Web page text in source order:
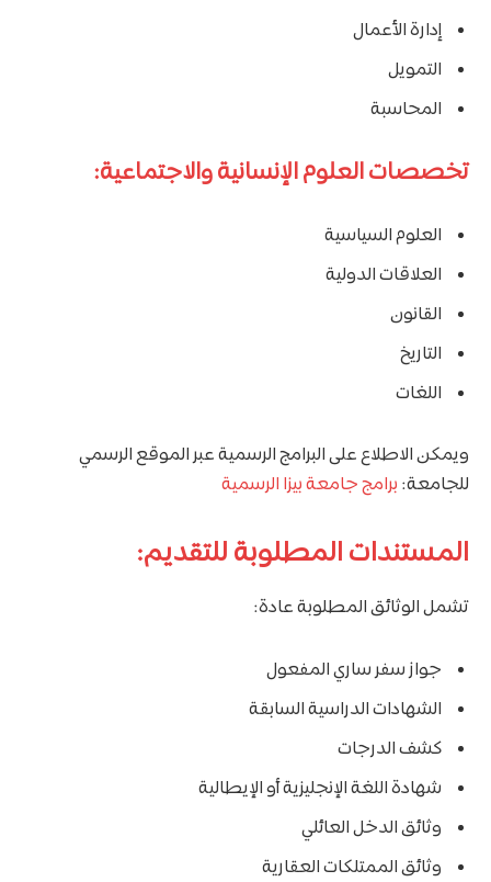
إدارة الأعمال
التمويل
المحاسبة
تخصصات العلوم الإنسانية والاجتماعية:
العلوم السياسية
العلاقات الدولية
القانون
التاريخ
اللغات
ويمكن الاطلاع على البرامج الرسمية عبر الموقع الرسمي
للجامعة: برامج جامعة بيزا الرسمية
المستندات المطلوبة للتقديم:
تشمل الوثائق المطلوبة عادة:
جواز سفر ساري المفعول
الشهادات الدراسية السابقة
كشف الدرجات
شهادة اللغة الإنجليزية أو الإيطالية
وثائق الدخل العائلي
وثائق الممتلكات العقارية